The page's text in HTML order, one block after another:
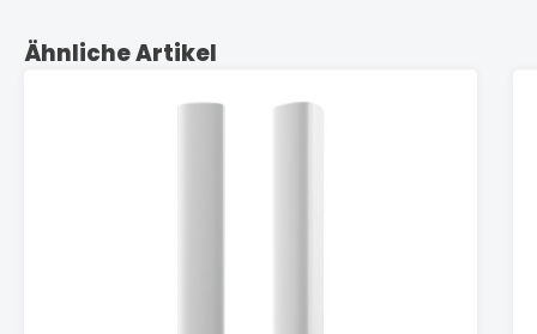
Produktgalerie überspringen
Ähnliche Artikel